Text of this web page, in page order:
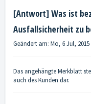
[Antwort] Was ist
Ausfallsicherheit zu
Geändert am: Mo, 6 Jul, 2015
Das angehängte Merkblatt
auch des Kunden dar.